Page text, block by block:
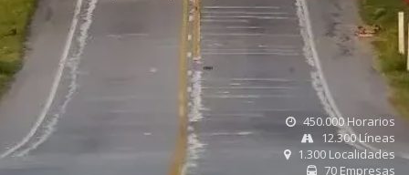
450.000 Horarios
12.300 Líneas
1.300 Localidades
70 Empresas